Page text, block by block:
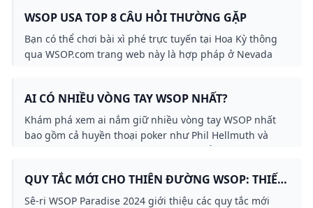
WSOP USA TOP 8 CÂU HỎI THƯỜNG GẶP
Bạn có thể chơi bài xì phé trực tuyến tại Hoa Kỳ thông
qua WSOP.com trang web này là hợp pháp ở Nevada
AI CÓ NHIỀU VÒNG TAY WSOP NHẤT?
Khám phá xem ai nắm giữ nhiều vòng tay WSOP nhất
bao gồm cả huyền thoại poker như Phil Hellmuth và
khám phá sự nghiệp của những tên tuổi lớn nhất trong
thể thách thức kỷ lục đáng kinh ngạc của Hellmuth.
QUY TẮC MỚI CHO THIÊN ĐƯỜNG WSOP: THIẾT
BỊ ĐIỆN TỬ VÀ HỖ TRỢ THEO THỜI GIAN THỰC
Sê-ri WSOP Paradise 2024 giới thiệu các quy tắc mới